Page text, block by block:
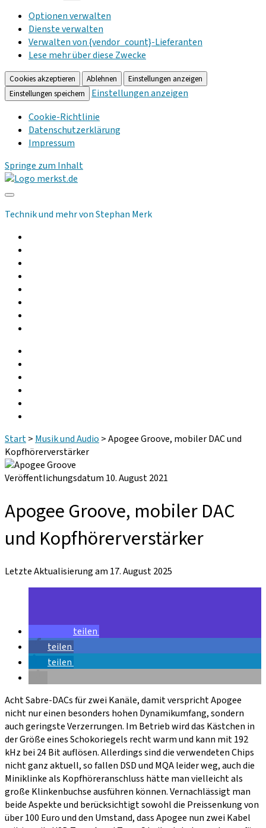
Optionen verwalten
Dienste verwalten
Verwalten von {vendor_count}-Lieferanten
Lese mehr über diese Zwecke
Cookies akzeptieren Ablehnen
Einstellungen anzeigen
Einstellungen speichern
Einstellungen anzeigen
Cookie-Richtlinie
Datenschutzerklärung
Impressum
Springe zum Inhalt
merkst.de
Technik und mehr von Stephan Merk
Start> Musik und Audio >Apogee Groove, mobiler DAC und
Kopfhörerverstärker
Veröffentlichungsdatum 10. August 2021
Apogee Groove, mobiler DAC
und Kopfhörerverstärker
Letzte Aktualisierung am 17. August 2025
teilen
teilen
teilen
Acht Sabre-DACs für zwei Kanäle, damit verspricht Apogee
nicht nur einen besonders hohen Dynamikumfang, sondern
auch geringste Verzerrungen. Im Betrieb wird das Kästchen in
der Größe eines Schokoriegels recht warm und kann mit 192
kHz bei 24 Bit auflösen. Allerdings sind die verwendeten Chips
nicht ganz aktuell, so fallen DSD und MQA leider weg, auch die
Miniklinke als Kopfhöreranschluss hätte man vielleicht als
große Klinkenbuchse ausführen können. Vernachlässigt man
beide Aspekte und berücksichtigt sowohl die Preissenkung von
über 100 Euro und den Umstand, dass Apogee nun zwei Kabel